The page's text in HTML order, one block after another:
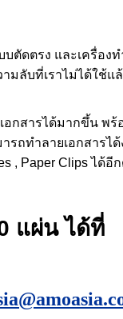
ตัดตรง และเครื่อง
มลับที่เราไม่ได้ใช้แ
อกสารได้มากขึ้น พ
ถทำลายเอกสารได้
, Paper Clips ได้อีก
แผ่น ได้ที่